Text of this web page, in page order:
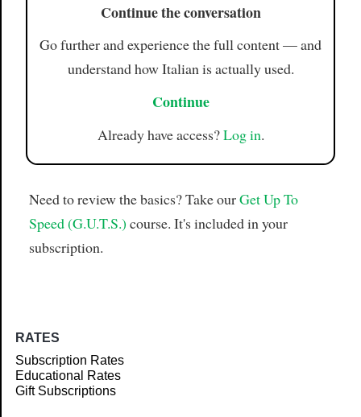
Continue the conversation
Go further and experience the full content — and
understand how Italian is actually used.
Continue
Already have access?Log in.
Need to review the basics? Take ourGet Up To
Speed (G.U.T.S.) course. It's included in your
subscription.
RATES
Subscription Rates
Educational Rates
Gift Subscriptions